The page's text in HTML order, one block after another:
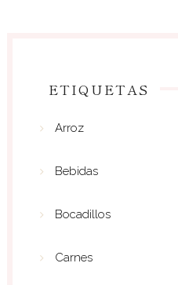
ETIQUETAS
Arroz
Bebidas
Bocadillos
Carnes